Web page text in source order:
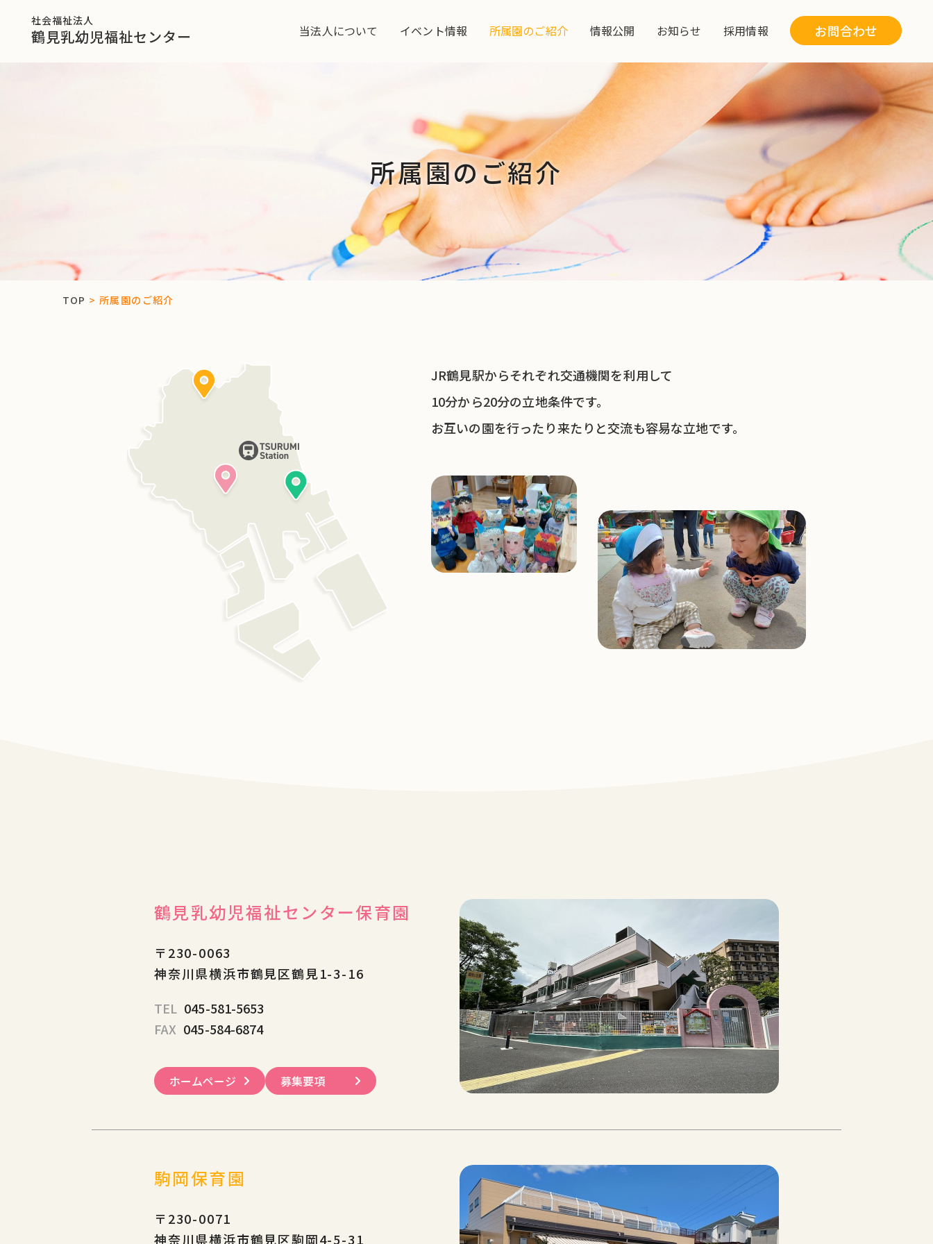
社会福祉法人
鶴見乳幼児福祉センター 当法人について イベント情報 所属園のご紹介 情報公開 お知らせ 採用情報 お問合わせ
所属園のご紹介
TOP > 所属園のご紹介
JR鶴見駅からそれぞれ交通機関を利用して
10分から20分の立地条件です。
お互いの園を行ったり来たりと交流も容易な立地です。
鶴見乳幼児福祉センター保育園
〒230-0063
神奈川県横浜市鶴見区鶴見1-3-16
TEL 045-581-5653
FAX 045-584-6874
ホームページ 募集要項
駒岡保育園
〒230-0071
神奈川県横浜市鶴見区駒岡4-5-31